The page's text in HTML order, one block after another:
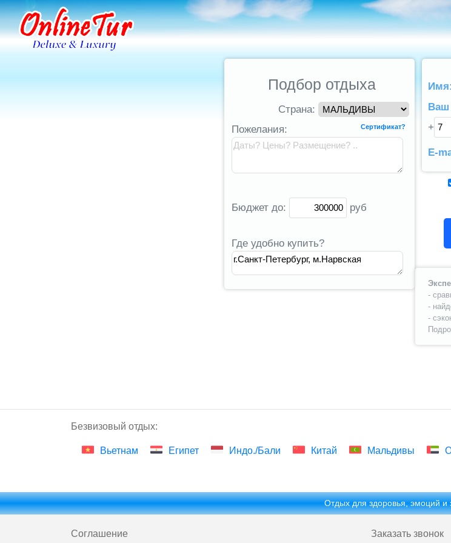
Подбор отдыха
Страна:
Пожелания:
Сертификат?
Бюджет до: руб
Где удобно купить?
Имя:
Ваш
+
E-
-
-
-
Безвизовый отдых:
Вьетнам Египет Индо./Бали Китай Мальдивы
Отдых для здоровья, эмоций и
Соглашение Заказать звонок